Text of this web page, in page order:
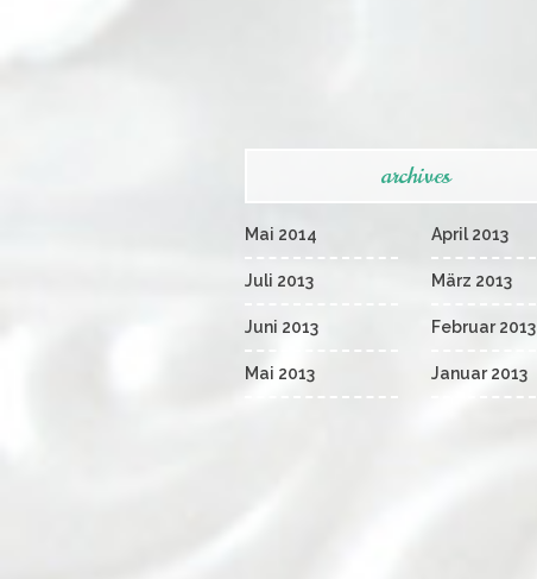
archives
Mai 2014
Juli 2013
Juni 2013
Mai 2013
April 2013
März 2013
Februar 2013
Januar 2013